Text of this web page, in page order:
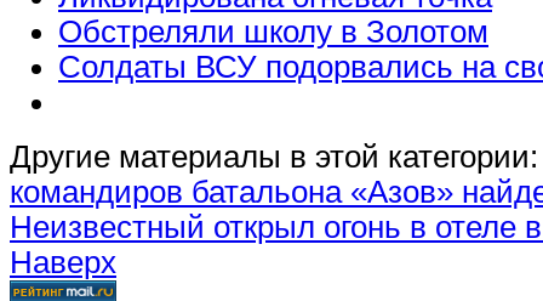
Обстреляли школу в Золотом
Солдаты ВСУ подорвались на
Другие материалы в этой категории:
командиров батальона «Азов»
Неизвестный открыл огонь в отеле
Наверх